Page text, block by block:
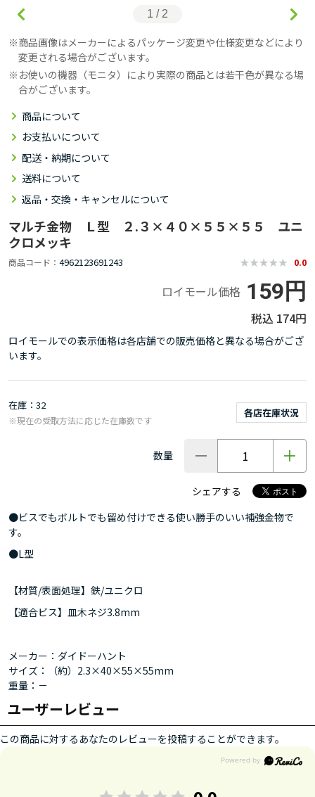
1 / 2
商品画像はメーカーによるパッケージ変更や仕様変更などにより
変更される場合がございます。
お使いの機器（モニタ）により実際の商品とは若干色が異なる場
合がございます。
商品について
お支払いについて
配送・納期について
送料について
返品・交換・キャンセルについて
マルチ金物 Ｌ型 ２.３×４０×５５×５５ ユニ
クロメッキ
商品コード 4962123691243 0.0
ロイモール価格 159円
174円
ロイモールでの表示価格は各店舗での販売価格と異なる場合がござ
います。
在庫 32
各店在庫状況
※現在の受取方法に応じた在庫数です
数量
シェアする
●ビスでもボルトでも留め付けできる使い勝手のいい補強金物で
す。
●L型
【材質/表面処理】鉄/ユニクロ
【適合ビス】皿木ネジ3.8mm
メーカー：ダイドーハント
サイズ：（約）2.3×40×55×55mm
重量：－
ユーザーレビュー
この商品に対するあなたのレビューを投稿することができます。